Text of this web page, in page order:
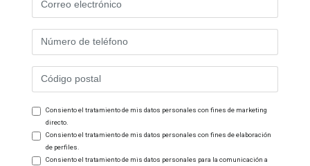
Consiento el tratamiento de mis datos personales con fines de marketing
directo.
Consiento el tratamiento de mis datos personales con fines de elaboración
de perfiles.
Consiento el tratamiento de mis datos personales para la comunicación a